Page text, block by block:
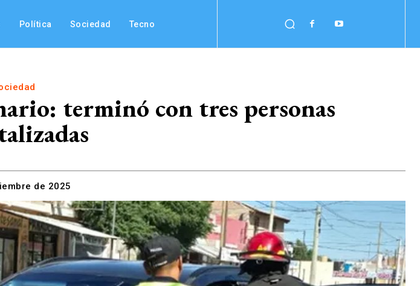
Política Sociedad Tecno
terminó con tres personas
de 2025